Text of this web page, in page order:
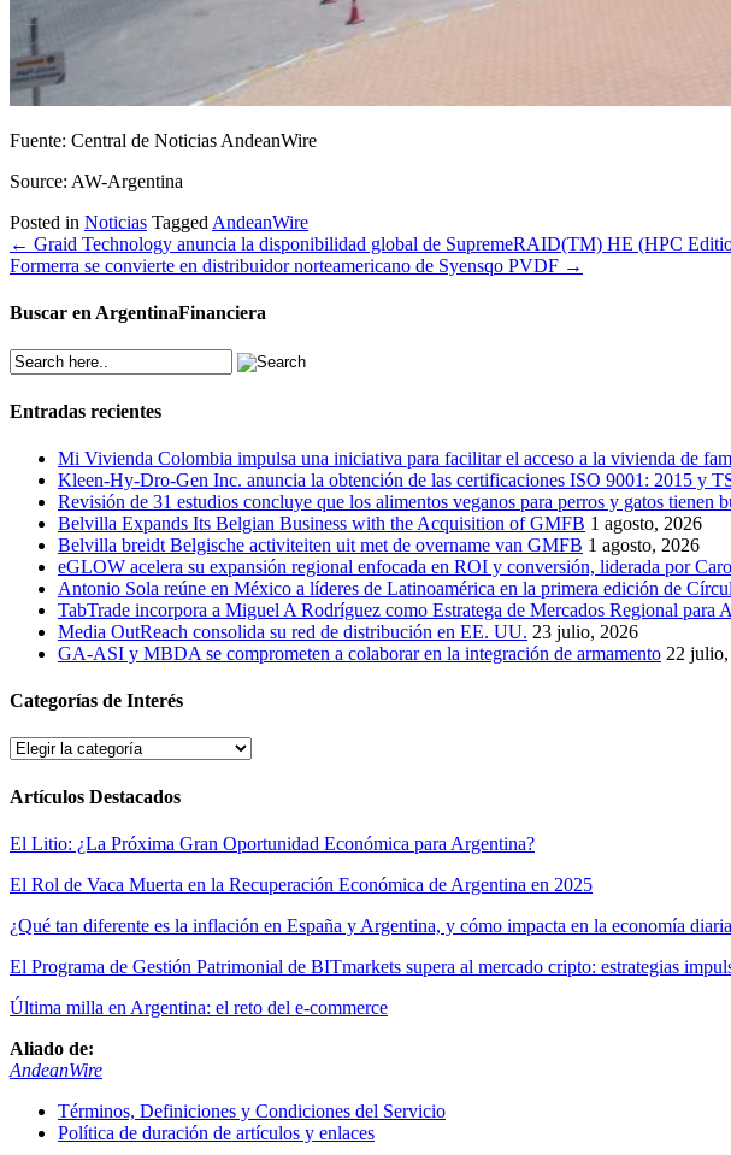
Fuente: Central de Noticias AndeanWire
Source: AW-Argentina
Posted in Noticias Tagged AndeanWire
Post
navigation
← Graid Technology anuncia la disponibilidad global de SupremeRAID(TM) HE (HPC
Formerra se convierte en distribuidor norteamericano de Syensqo PVDF →
Buscar en ArgentinaFinanciera
Entradas recientes
Mi Vivienda Colombia impulsa una iniciativa para facilitar el acceso a la vivienda de
Kleen-Hy-Dro-Gen Inc. anuncia la obtención de las certificaciones ISO 9001: 2015 y
Revisión de 31 estudios concluye que los alimentos veganos para perros y gatos tienen
Belvilla Expands Its Belgian Business with the Acquisition of GMFB 1 agosto, 2026
Belvilla breidt Belgische activiteiten uit met de overname van GMFB 1 agosto, 2026
eGLOW acelera su expansión regional enfocada en ROI y conversión, liderada por
Antonio Sola reúne en México a líderes de Latinoamérica en la primera edición de
TabTrade incorpora a Miguel A Rodríguez como Estratega de Mercados Regional para
Media OutReach consolida su red de distribución en EE. UU. 23 julio, 2026
GA-ASI y MBDA se comprometen a colaborar en la integración de armamento 22
Categorías de Interés
Categorías
Interés
Artículos Destacados
El Litio: ¿La Próxima Gran Oportunidad Económica para Argentina?
El Rol de Vaca Muerta en la Recuperación Económica de Argentina en 2025
¿Qué tan diferente es la inflación en España y Argentina, y cómo impacta en la economía
El Programa de Gestión Patrimonial de BITmarkets supera al mercado cripto: estrategias
Última milla en Argentina: el reto del e-commerce
Aliado de:
AndeanWire
Términos, Definiciones y Condiciones del Servicio
Política de duración de artículos y enlaces